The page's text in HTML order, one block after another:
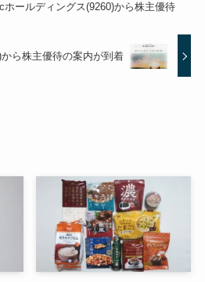
ホールディングス(9260)から株主優待
ら株主優待の案内が到着